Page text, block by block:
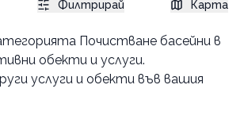
Почистване басейни в
обекти и услуги.
услуги и обекти във вашия
Филтрирай Карта